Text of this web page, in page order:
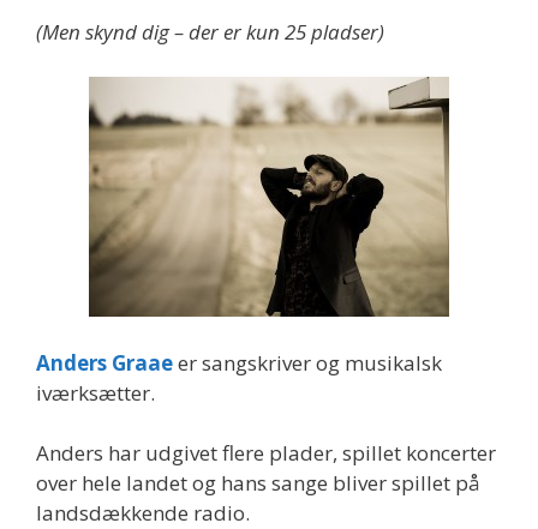
(Men skynd dig – der er kun 25 pladser)
Anders Graaeer sangskriver og musikalsk
iværksætter.
Anders har udgivet flere plader, spillet koncerter
over hele landet og hans sange bliver spillet på
landsdækkende radio.